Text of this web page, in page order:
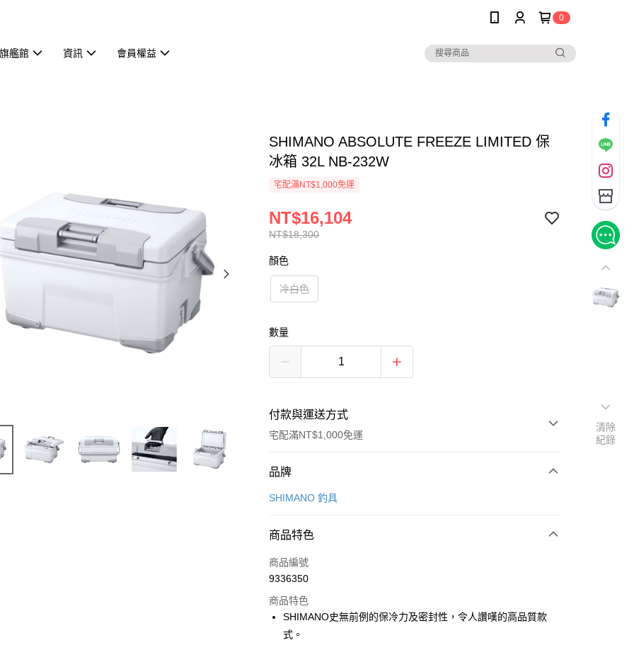
0
艦館 資訊 會員權益
SHIMANO ABSOLUTE FREEZE LIMITED 保
冰箱 32L NB-232W
宅配滿NT$1,000免運
NT$18,300
NT$16,104
顏色
冷白色
數量
付款與運送方式
宅配滿NT$1,000免運
付款方式
信用卡一次付款
合作金庫商業銀行
華南商業銀行
上海商業儲蓄銀行
國泰世華商業銀行
兆豐國際商業銀行
臺灣中小企業銀行
6 期 0 利率 每期
華南商業銀行
上海商業儲蓄銀行
台北富邦商業銀行
國泰世華商業銀行
LINE Pay
Apple Pay
品牌
SHIMANO 釣具
商品特色
商品編號
9336350
商品特色
SHIMANO史無前例的保冷力及密封性，令人讚嘆的高品質款
式。
清除
紀錄